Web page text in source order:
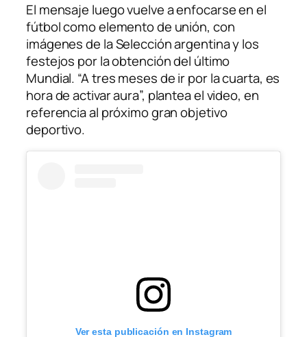
El mensaje luego vuelve a enfocarse en el
fútbol como elemento de unión, con
imágenes de la Selección argentina y los
festejos por la obtención del último
Mundial. “A tres meses de ir por la cuarta, es
hora de activar aura”, plantea el video, en
referencia al próximo gran objetivo
deportivo.
Ver esta publicación en Instagram